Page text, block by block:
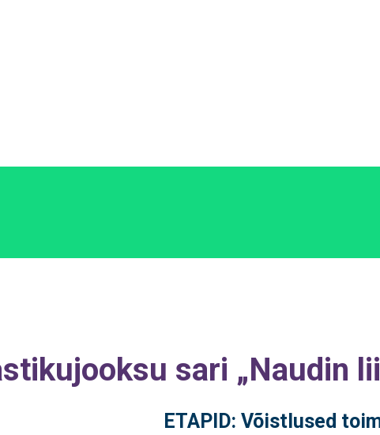
sari „Naudin
ETAPID: Võistlused